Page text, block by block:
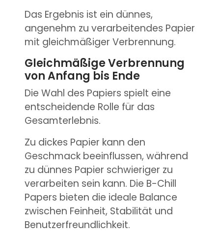
Das Ergebnis ist ein dünnes,
angenehm zu verarbeitendes Papier
mit gleichmäßiger Verbrennung.
Gleichmäßige Verbrennung
von Anfang bis Ende
Die Wahl des Papiers spielt eine
entscheidende Rolle für das
Gesamterlebnis.
Zu dickes Papier kann den
Geschmack beeinflussen, während
zu dünnes Papier schwieriger zu
verarbeiten sein kann. Die B-Chill
Papers bieten die ideale Balance
zwischen Feinheit, Stabilität und
Benutzerfreundlichkeit.